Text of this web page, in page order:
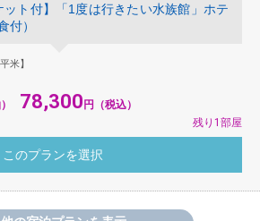
ット付】「1度は行きたい水族館」ホテ
付）
米】
） 78,300円（税込）
残り1部屋